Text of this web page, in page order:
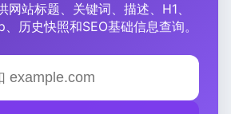
站标题、关键词、描述、H1、
历史快照和SEO基础信息查询。